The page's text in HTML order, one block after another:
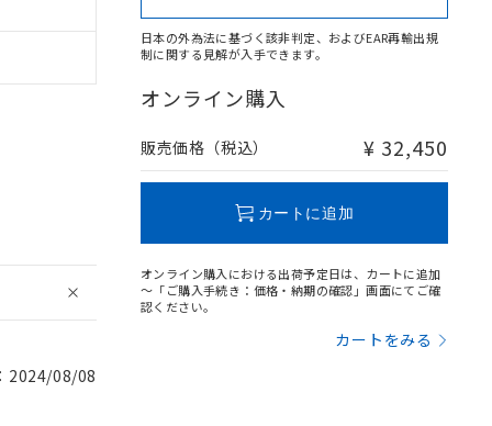
2024/08/08
日本の外為法に基づく該非判定、およびEAR再輸出規
制に関する見解が入手できます。
オンライン購入
販売価格（税込） ¥ 32,450
カートに追加
オンライン購入における出荷予定日は、カートに追加
～「ご購入手続き：価格・納期の確認」画面にてご確
認ください。
カートをみる